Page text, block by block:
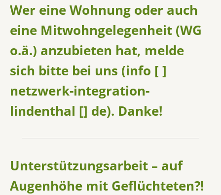
Wer eine Wohnung oder auch
eine Mitwohngelegenheit (WG
o.ä.) anzubieten hat, melde
sich bitte bei uns (info [ ]
netzwerk-integration-
lindenthal [] de). Danke!
Unterstützungsarbeit – auf
Augenhöhe mit Geflüchteten?!